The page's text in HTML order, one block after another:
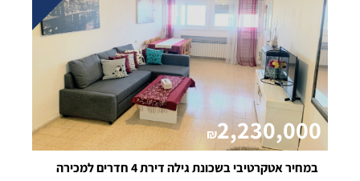
₪2,230,000
במחיר אטקרטיבי בשכונת גילה דירת 4 חדרים למכירה